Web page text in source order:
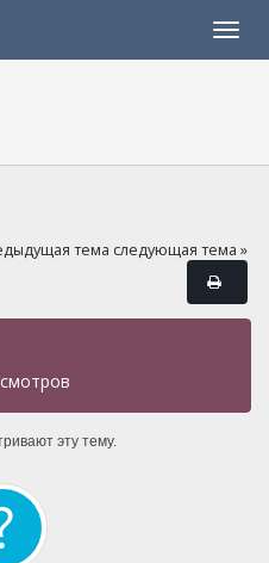
тема следующая тема »
эту тему.